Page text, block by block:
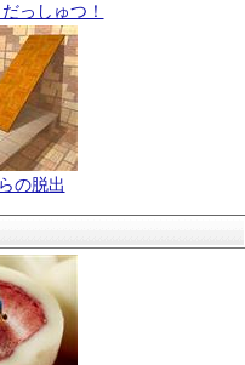
っしゅつ！
の脱出